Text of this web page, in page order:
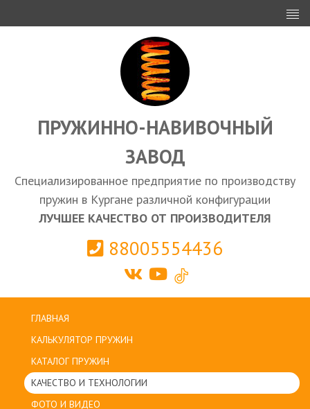
ИНВЕСТОРАМ
ПРОЕКТИРОВАНИЕ
ЭКСПОРТ
ЗАКУПКИ
КАЛЬКУЛЯТОР ПРУЖИН
Курган
ПРУЖИННО-НАВИВОЧНЫЙ
ЗАВОД
Специализированное предприятие по производству
пружин в Кургане различной конфигурации
ЛУЧШЕЕ КАЧЕСТВО ОТ ПРОИЗВОДИТЕЛЯ
88005554436
ГЛАВНАЯ
КАЛЬКУЛЯТОР ПРУЖИН
КАТАЛОГ ПРУЖИН
КАЧЕСТВО И ТЕХНОЛОГИИ
ФОТО И ВИДЕО